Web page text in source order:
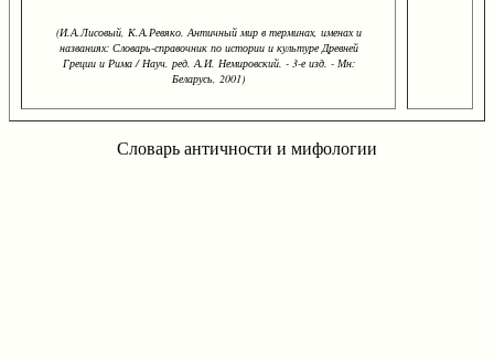
(И.А.Лисовый, К.А.Ревяко. Античный мир в терминах, именах и
названиях: Словарь-справочник по истории и культуре Древней
Греции и Рима / Науч. ред. А.И. Немировский. - 3-е изд. - Мн:
Беларусь, 2001)
Словарь античности и мифологии